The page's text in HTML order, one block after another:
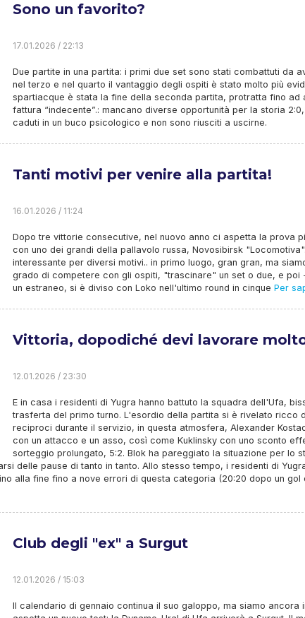
Sono un favorito?
17.01.2026 / 22:13
Due partite in una partita: i primi due set sono stati combattuti da
nel terzo e nel quarto il vantaggio degli ospiti è stato molto più
spartiacque è stata la fine della seconda partita, protratta fino ad
fattura “indecente”.: mancano diverse opportunità per la storia
caduti in un buco psicologico e non sono riusciti a uscirne.
Tanti motivi per venire alla partita!
16.01.2026 / 11:24
Dopo tre vittorie consecutive, nel nuovo anno ci aspetta la prova
con uno dei grandi della pallavolo russa, Novosibirsk
interessante per diversi motivi.. in primo luogo, gran gran, ma
grado di competere con gli ospiti, "trascinare" un set o due, e poi
un estraneo, si è diviso con Loko nell'ultimo round in cinque Per
Vittoria, dopodiché devi lavorare
12.01.2026 / 23:30
E in casa i residenti di Yugra hanno battuto la squadra dell'Ufa,
trasferta del primo turno. L'esordio della partita si è rivelato ricco
reciproci durante il servizio, in questa atmosfera, Alexander
con un attacco e un asso, così come Kuklinsky con uno sconto
sorteggio prolungato, 5:2. Blok ha pareggiato la situazione per lo
delle pause di tanto in tanto. Allo stesso tempo, i residenti di
alla fine fino a nove errori di questa categoria (20:20 dopo un gol
Club degli "ex" a Surgut
12.01.2026 / 15:03
Il calendario di gennaio continua il suo galoppo, ma siamo ancora